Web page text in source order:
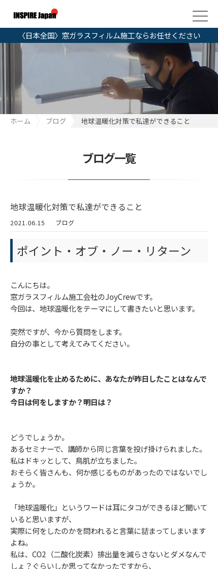
〈日本全国〉窓ガラスフィルム施工ならお任せください
ホーム ブログ 地球温暖化対策で私達ができること
ブログ一覧
地球温暖化対策で私達ができること
2021.06.15 ブログ
ポイント・オブ・ノー・リターン
こんにちは。
窓ガラスフィルム施工会社のJoyCrewです。
今回は、地球温暖化をテーマにして書きたいと思います。
突然ですが、今から質問をします。
自分の事として考えてみてください。
地球温暖化を止めるために、あなたが昨日したことはなんで
すか？
今日は何をしますか？明日は？
どうでしょうか。
あるセミナーで、講師から同じ言葉を投げ掛けられました。
私はドキッとして、鳥肌が立ちました。
おそらく皆さんも、何か感じるものがあったのではないでし
ょうか。
「地球温暖化」というワードは耳にタコができるほど聞いて
いると思いますが、
実際に何をしたのかを問われると言葉に詰まってしまいます
よね。
私は、CO2（二酸化炭素）排出量を減らさないとダメなんで
しょ？ぐらいしか思ってなかったですから、